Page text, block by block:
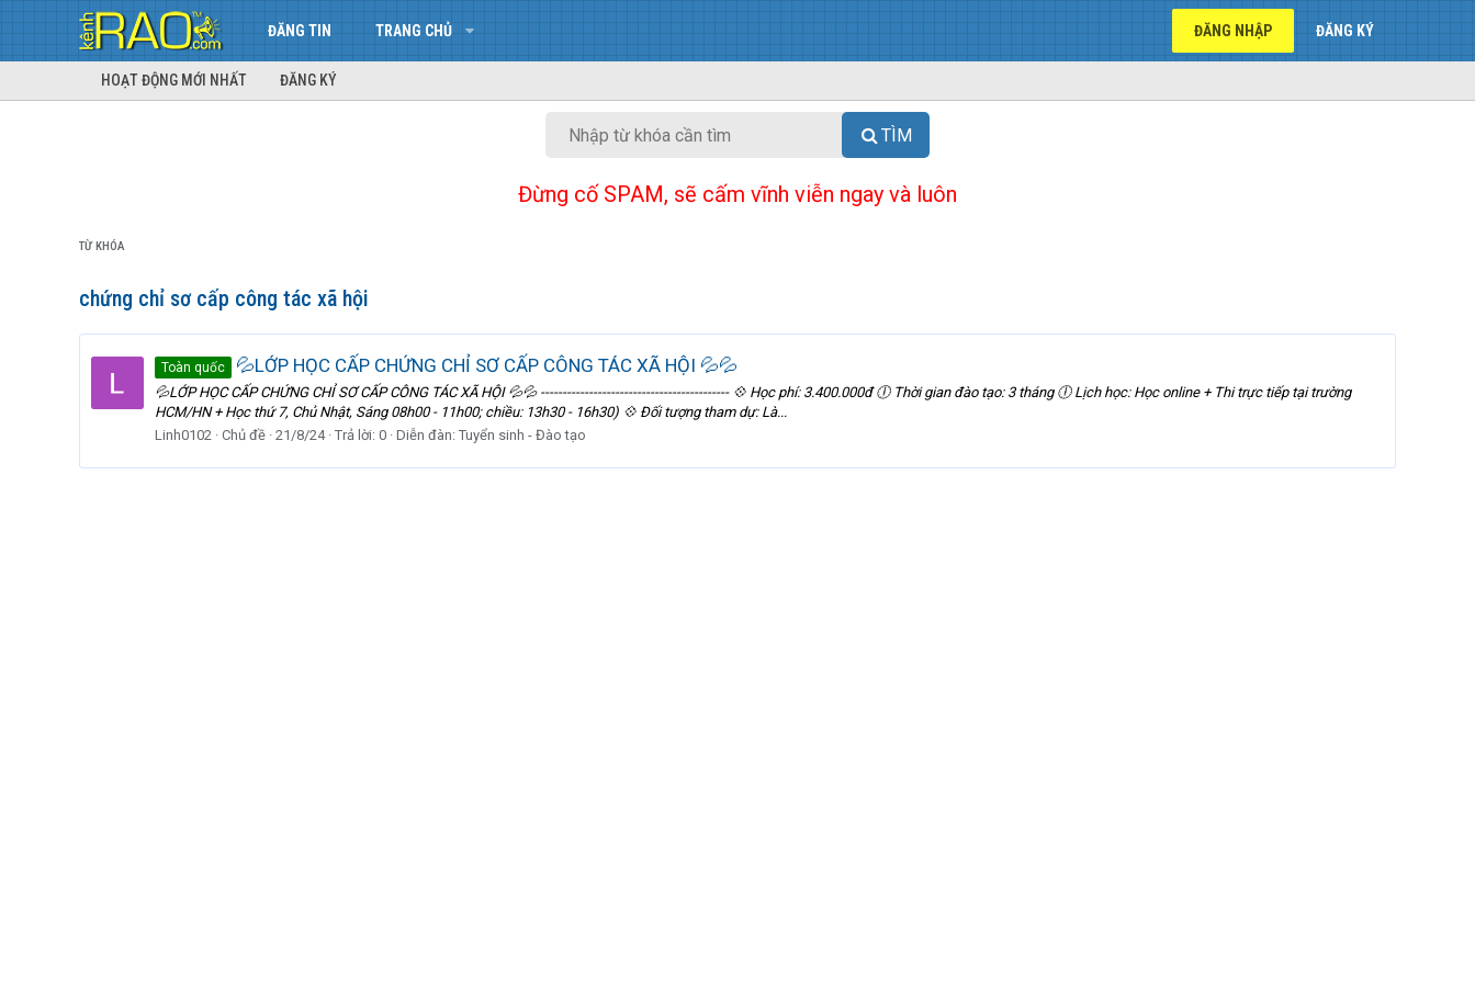
ĐĂNG TIN TRANG CHỦ ĐĂNG NHẬP ĐĂNG KÝ
HOẠT ĐỘNG MỚI NHẤT ĐĂNG KÝ
TÌM
Đừng cố SPAM, sẽ cấm vĩnh viễn ngay và luôn
TỪ KHÓA
chứng chỉ sơ cấp công tác xã hội
Toàn quốc 💦LỚP HỌC CẤP CHỨNG CHỈ SƠ CẤP CÔNG TÁC XÃ HỘI 💦💦
💦LỚP HỌC CẤP CHỨNG CHỈ SƠ CẤP CÔNG TÁC XÃ HỘI 💦💦 ------------------------------------------- 💠 Học phí: 3.400.000đ 🕕 Thời gian đào tạo: 3 tháng 🕕 Lịch học: Học online + Thi trực tiếp tại trường
HCM/HN + Học thứ 7, Chủ Nhật, Sáng 08h00 - 11h00; chiều: 13h30 - 16h30) 💠 Đối tượng tham dự: Là...
Linh0102
Chủ đề 21/8/24 Trả lời: 0 Diễn đàn: Tuyển sinh - Đào tạo